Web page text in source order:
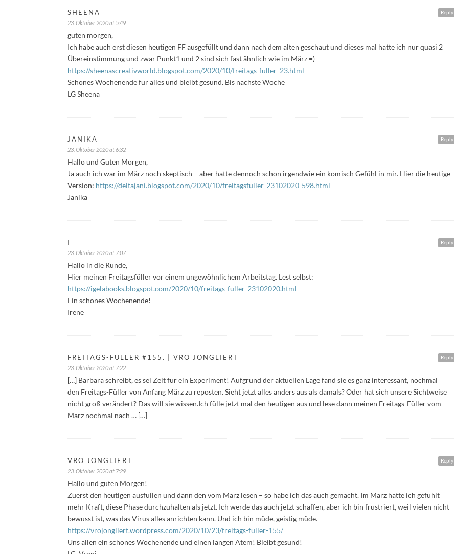
Reply
SHEENA
23. Oktober 2020 at 5:49
guten morgen,
Ich habe auch erst diesen heutigen FF ausgefüllt und dann nach dem alten geschaut und dieses mal hatte ich nur quasi 2
Übereinstimmung und zwar Punkt1 und 2 sind sich fast ähnlich wie im März =)
https://sheenascreativworld.blogspot.com/2020/10/freitags-fuller_23.html
Schönes Wochenende für alles und bleibt gesund. Bis nächste Woche
LG Sheena
Reply
JANIKA
23. Oktober 2020 at 6:32
Hallo und Guten Morgen,
Ja auch ich war im März noch skeptisch – aber hatte dennoch schon irgendwie ein komisch Gefühl in mir. Hier die heutige
Version: https://deltajani.blogspot.com/2020/10/freitagsfuller-23102020-598.html
Janika
Reply
I
23. Oktober 2020 at 7:07
Hallo in die Runde,
Hier meinen Freitagsfüller vor einem ungewöhnlichem Arbeitstag. Lest selbst:
https://igelabooks.blogspot.com/2020/10/freitags-fuller-23102020.html
Ein schönes Wochenende!
Irene
Reply
FREITAGS-FÜLLER #155. | VRO JONGLIERT
23. Oktober 2020 at 7:22
[…] Barbara schreibt, es sei Zeit für ein Experiment! Aufgrund der aktuellen Lage fand sie es ganz interessant, nochmal
den Freitags-Füller von Anfang März zu reposten. Sieht jetzt alles anders aus als damals? Oder hat sich unsere Sichtweise
nicht groß verändert? Das will sie wissen.Ich fülle jetzt mal den heutigen aus und lese dann meinen Freitags-Füller vom
März nochmal nach … […]
Reply
VRO JONGLIERT
23. Oktober 2020 at 7:29
Hallo und guten Morgen!
Zuerst den heutigen ausfüllen und dann den vom März lesen – so habe ich das auch gemacht. Im März hatte ich gefühlt
mehr Kraft, diese Phase durchzuhalten als jetzt. Ich werde das auch jetzt schaffen, aber ich bin frustriert, weil vielen nicht
bewusst ist, was das Virus alles anrichten kann. Und ich bin müde, geistig müde.
https://vrojongliert.wordpress.com/2020/10/23/freitags-fuller-155/
Uns allen ein schönes Wochenende und einen langen Atem! Bleibt gesund!